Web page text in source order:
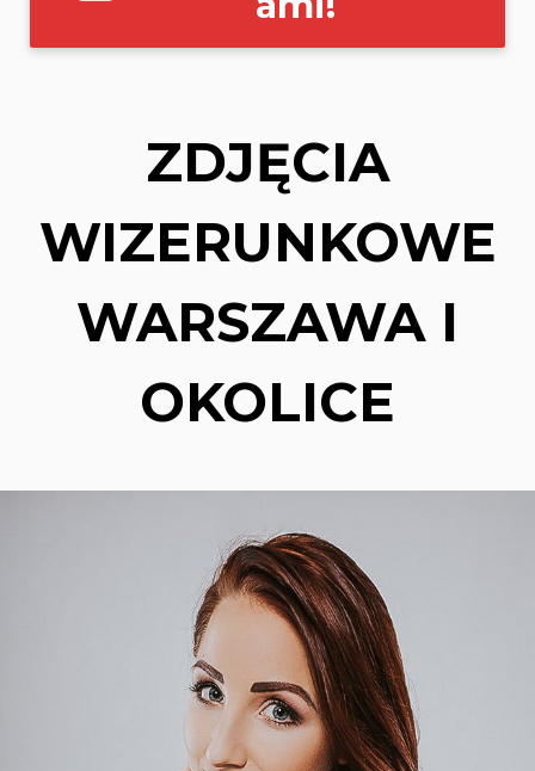
ZDJĘCIA
WIZERUNKOWE
WARSZAWA I
OKOLICE